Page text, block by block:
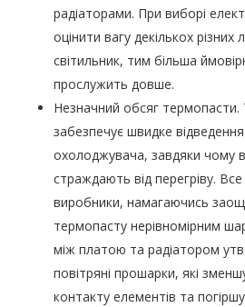
радіаторами. При виборі
оцінити вагу декількох
світильник, тим більша
прослужить довше.
Незначний обсяг
забезпечує швидке
охолоджувача, завдяки чому
страждають від перегріву. Все
виробники, намагаючись
термопасту нерівномірним
між платою та радіатором
повітряні прошарки, які
контакту елементів та